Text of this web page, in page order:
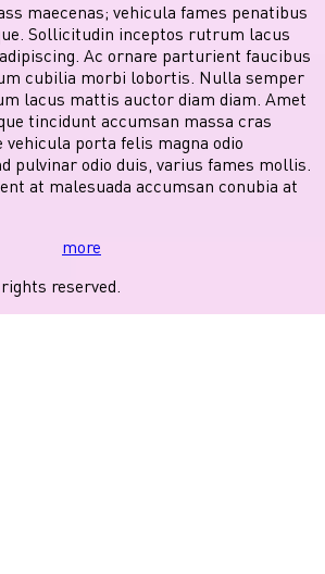
maecenas; vehicula fames penatibus
Sollicitudin inceptos rutrum lacus
Ac ornare parturient faucibus
cubilia morbi lobortis. Nulla semper
lacus mattis auctor diam diam. Amet
tincidunt accumsan massa cras
porta felis magna odio
pulvinar odio duis, varius fames mollis.
at malesuada accumsan conubia at
more
reserved.